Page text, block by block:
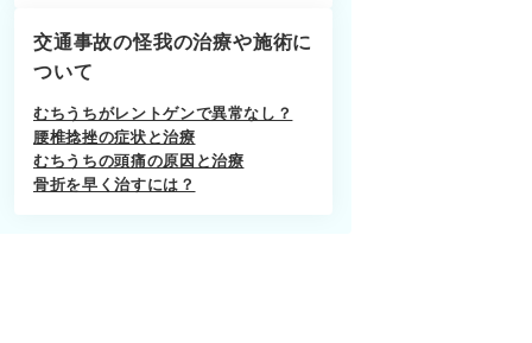
交通事故の怪我の治療や施術に
ついて
むちうちがレントゲンで異常なし？
腰椎捻挫の症状と治療
むちうちの頭痛の原因と治療
骨折を早く治すには？